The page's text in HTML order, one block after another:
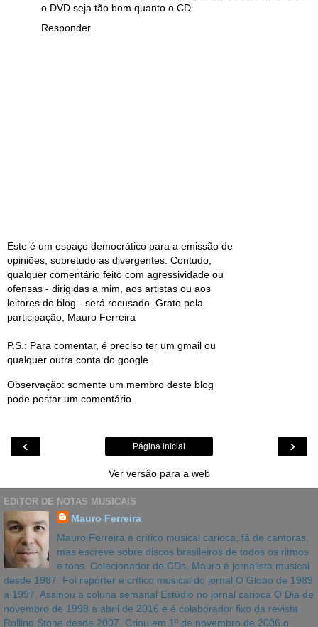
o DVD seja tão bom quanto o CD.
Responder
Este é um espaço democrático para a emissão de
opiniões, sobretudo as divergentes. Contudo,
qualquer comentário feito com agressividade ou
ofensas - dirigidas a mim, aos artistas ou aos
leitores do blog - será recusado. Grato pela
participação, Mauro Ferreira
P.S.: Para comentar, é preciso ter um gmail ou
qualquer outra conta do google.
Observação: somente um membro deste blog
pode postar um comentário.
‹ ›
Página inicial
Ver versão para a web
EDITOR DE NOTAS MUSICAIS
Mauro Ferreira
Mauro Ferreira é crítico musical carioca, fã de cantoras,
mas escreve sobre discos brasileiros de todos os ritmos
e tons. Colecionador de CDs, Mauro é jornalista musical
desde 1987. Foi repórter e crítico musical do jornal O Globo de 1989
a 1997. Assinou a coluna semanal Estúdio no jornal carioca O Dia de
novembro de 1998 a abril de 2016 e é colaborador fixo da revista
Rolling Stone desde 2007. Criou em 1º de novembro de 2006 o